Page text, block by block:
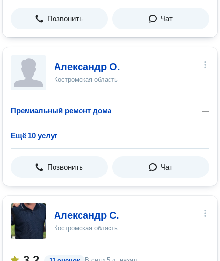
Позвонить Чат
Александр О.
Костромская область
Премиальный ремонт дома —
Ещё 10 услуг
Позвонить Чат
Александр С.
Костромская область